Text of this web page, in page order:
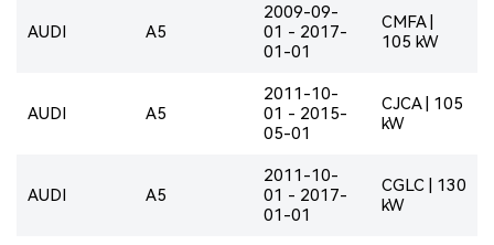
AUDI A5
2009-09-
01 - 2017-
01-01
CMFA |
105 kW
AUDI A5
2011-10-
01 - 2015-
05-01
CJCA | 105
kW
AUDI A5
2011-10-
01 - 2017-
01-01
CGLC | 130
kW